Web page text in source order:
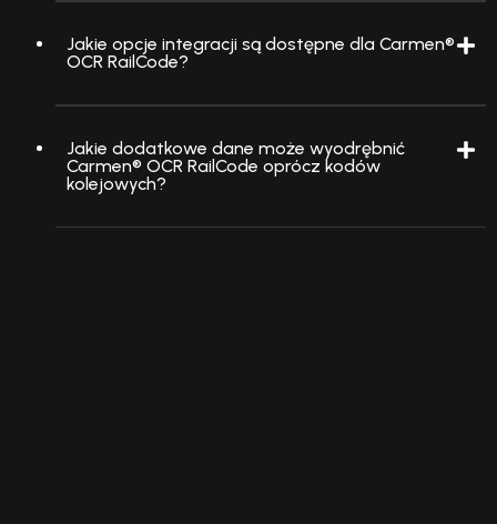
Jakie opcje integracji są dostępne dla Carmen®
OCR RailCode?
Jakie dodatkowe dane może wyodrębnić
Carmen® OCR RailCode oprócz kodów
kolejowych?